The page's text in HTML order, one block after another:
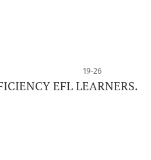
19-26
EFL LEARNERS.